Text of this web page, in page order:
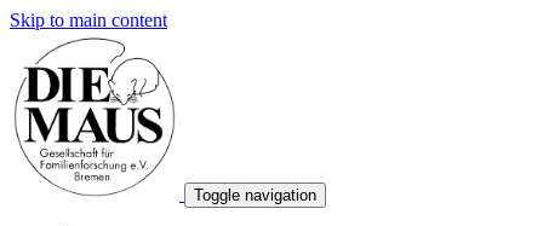
Skip to main content
Toggle navigation